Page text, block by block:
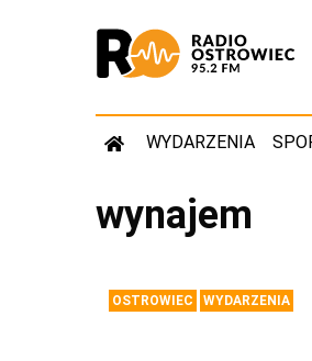
WYDARZENIA
wynajem
OSTROWIEC WYDARZENIA